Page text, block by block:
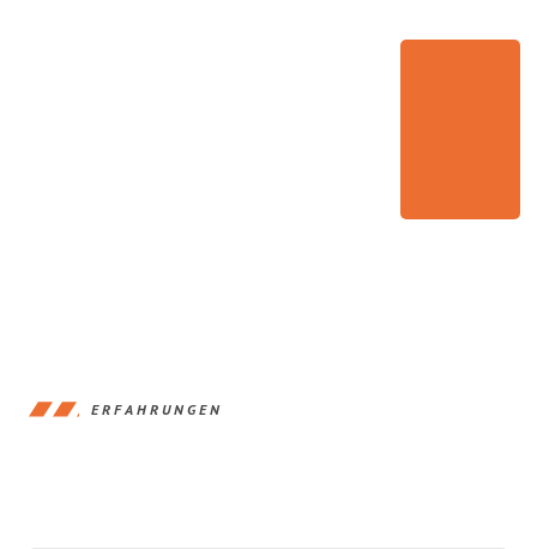
ERFAHRUNGEN